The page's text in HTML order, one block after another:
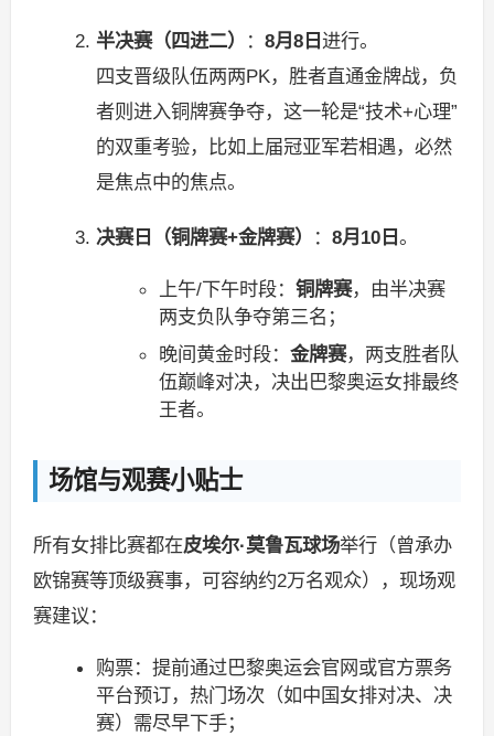
半决赛（四进二） ：8月8日进行。
四支晋级队伍两两PK，胜者直通金牌战，负
者则进入铜牌赛争夺，这一轮是“技术+心理”
的双重考验，比如上届冠亚军若相遇，必然
是焦点中的焦点。
决赛日（铜牌赛+金牌赛） ：8月10日。
上午/下午时段：铜牌赛，由半决赛
两支负队争夺第三名；
晚间黄金时段：金牌赛，两支胜者队
伍巅峰对决，决出巴黎奥运女排最终
王者。
场馆与观赛小贴士
所有女排比赛都在皮埃尔·莫鲁瓦球场举行（曾承办
欧锦赛等顶级赛事，可容纳约2万名观众），现场观
赛建议：
购票：提前通过巴黎奥运会官网或官方票务
平台预订，热门场次（如中国女排对决、决
赛）需尽早下手；